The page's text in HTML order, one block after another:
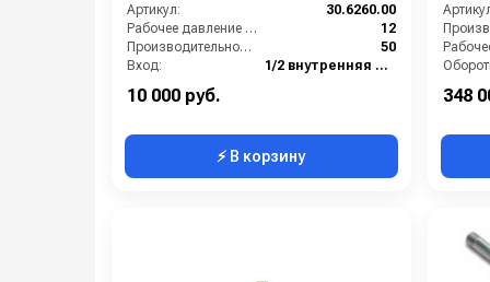
1/2г
Артикул:
30.6260.00
Рабочее давление (бар):
12
Производительность (л/мин):
50
Вход:
1/2 внутренняя резьба
10 000 руб.
⚡ В корзину
г.
348